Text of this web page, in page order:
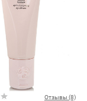
Отзывы (8)